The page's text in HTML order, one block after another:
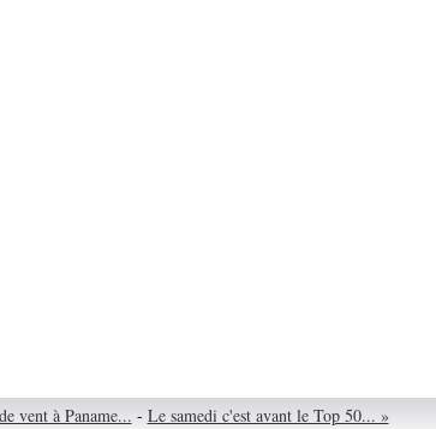
vent à Paname... - Le samedi c'est avant le Top 50... »